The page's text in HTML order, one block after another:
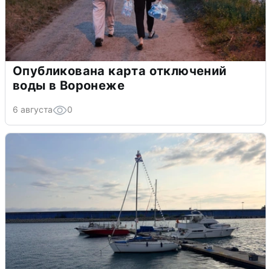
Опубликована карта отключений
воды в Воронеже
6 августа 0